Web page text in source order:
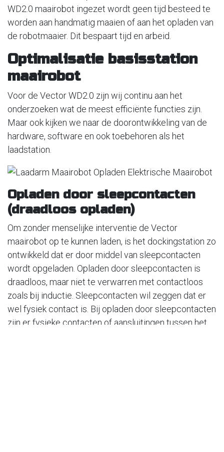
WD2.0 maairobot ingezet wordt geen tijd besteed te
worden aan handmatig maaien of aan het opladen van
de robotmaaier. Dit bespaart tijd en arbeid.
Optimalisatie basisstation
maairobot
Voor de Vector WD2.0 zijn wij continu aan het
onderzoeken wat de meest efficiënte functies zijn.
Maar ook kijken we naar de doorontwikkeling van de
hardware, software en ook toebehoren als het
laadstation.
Opladen door sleepcontacten
(draadloos opladen)
Om zonder menselijke interventie de Vector
maairobot op te kunnen laden, is het dockingstation zo
ontwikkeld dat er door middel van sleepcontacten
wordt opgeladen. Opladen door sleepcontacten is
draadloos, maar niet te verwarren met contactloos
zoals bij inductie. Sleepcontacten wil zeggen dat er
wel fysiek contact is. Bij opladen door sleepcontacten
zijn er fysieke contacten of aansluitingen tussen het